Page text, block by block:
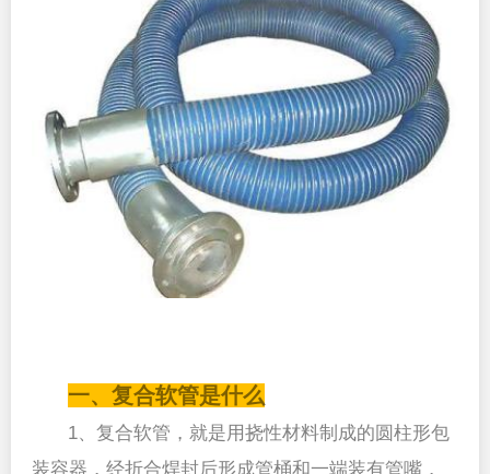
一、复合软管是什么
1、复合软管，就是用挠性材料制成的圆柱形包
装容器，经折合焊封后形成管桶和一端装有管嘴，